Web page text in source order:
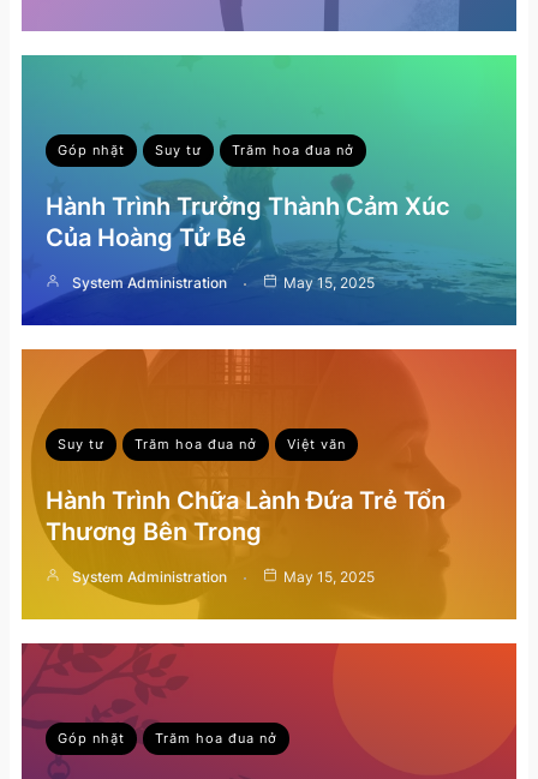
Góp nhặt Suy tư Trăm hoa đua nở
Hành Trình Trưởng Thành Cảm Xúc
Của Hoàng Tử Bé
System Administration May 15, 2025
Suy tư Trăm hoa đua nở Việt văn
Hành Trình Chữa Lành Đứa Trẻ Tổn
Thương Bên Trong
System Administration May 15, 2025
Góp nhặt Trăm hoa đua nở